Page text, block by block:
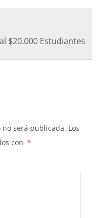
$20.000 Estudiantes
será publicada. Los
con *